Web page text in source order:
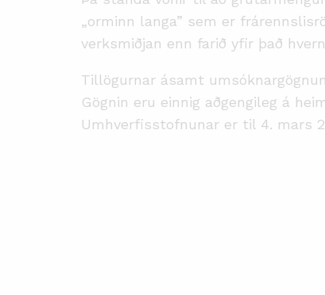
„orminn langa” sem er
verksmiðjan enn farið yfir það
Tillögurnar ásamt
Gögnin eru einnig aðgengileg á
Umhverfisstofnunar er til 4. mars